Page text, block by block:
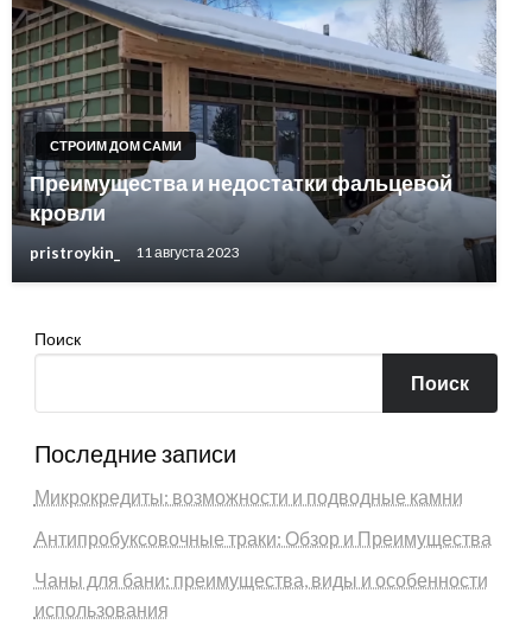
СТРОИМ ДОМ САМИ
Преимущества и недостатки фальцевой
кровли
pristroykin_ 11 августа 2023
Поиск
Поиск
Последние записи
Микрокредиты: возможности и подводные камни
Антипробуксовочные траки: Обзор и Преимущества
Чаны для бани: преимущества, виды и особенности
использования